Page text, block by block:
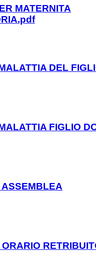
MATERNITA
DEL
FIGLIO